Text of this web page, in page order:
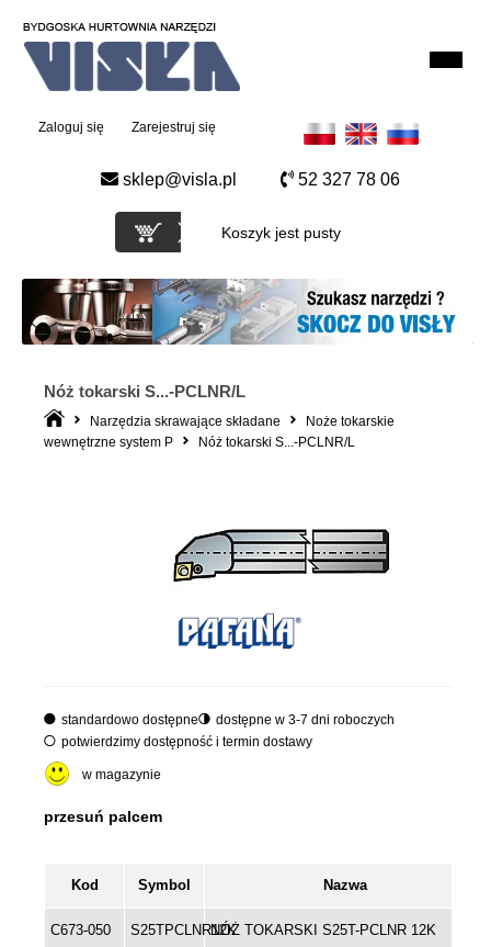
Zarejestruj się
Zaloguj się
sklep@visla.pl 52 327 78 06
Koszyk jest pusty
Nóż tokarski S...-PCLNR/L
Narzędzia skrawające składane
Noże tokarskie
wewnętrzne system P
Nóż tokarski S...-PCLNR/L
standardowo dostępne
dostępne w 3-7 dni roboczych
potwierdzimy dostępność i termin dostawy
w magazynie
Kod Symbol Nazwa
C673-050 S25TPCLNR12KNÓŻ TOKARSKI S25T-PCLNR 12K